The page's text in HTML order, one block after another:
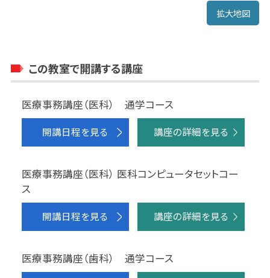
拡大地図
この教室で開講する講座
医療事務講座（医科） 通学コース
開講日程を見る 講座の詳細を見る
医療事務講座（医科） 医科コンピュータセットコー
ス
開講日程を見る 講座の詳細を見る
医療事務講座（歯科） 通学コース